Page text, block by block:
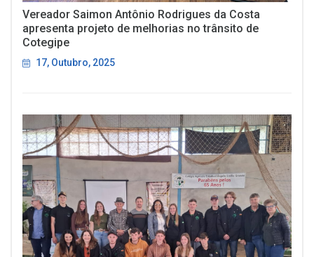
Vereador Saimon Antônio Rodrigues da Costa
apresenta projeto de melhorias no trânsito de
Cotegipe
17, Outubro, 2025